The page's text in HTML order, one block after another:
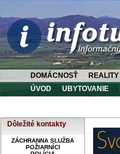
DOMÁCNOSŤ REALITY
ÚVOD
UBYTOVANIE
Dôležité kontakty
ZÁCHRANNA SLUŽBA
POŽIARNÍCI